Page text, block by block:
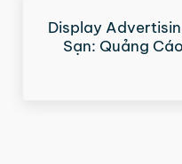
Display
Sạn: Quảng